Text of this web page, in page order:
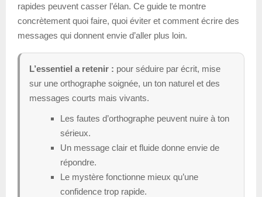
rapides peuvent casser l’élan. Ce guide te montre
concrètement quoi faire, quoi éviter et comment écrire des
messages qui donnent envie d’aller plus loin.
L’essentiel a retenir : pour séduire par écrit, mise
sur une orthographe soignée, un ton naturel et des
messages courts mais vivants.
Les fautes d’orthographe peuvent nuire à ton
sérieux.
Un message clair et fluide donne envie de
répondre.
Le mystère fonctionne mieux qu’une
confidence trop rapide.